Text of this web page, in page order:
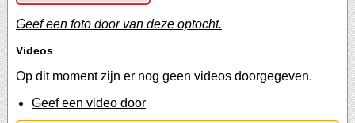
Geef een foto door van deze optocht.
Videos
Op dit moment zijn er nog geen videos doorgegeven.
Geef een video door